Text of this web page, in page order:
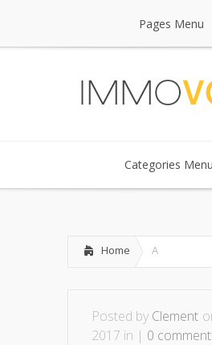
Pages Menu
Categories Menu
Home A
Posted by Clement
2017 in | 0